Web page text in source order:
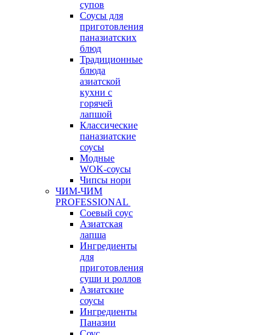
супов
Соусы для
приготовления
паназиатских
блюд
Традиционные
блюда
азиатской
кухни с
горячей
лапшой
Классические
паназиатские
соусы
Модные
WOK-соусы
Чипсы нори
ЧИМ-ЧИМ
PROFESSIONAL
Соевый соус
Азиатская
лапша
Ингредиенты
для
приготовления
суши и роллов
Азиатские
соусы
Ингредиенты
Паназии